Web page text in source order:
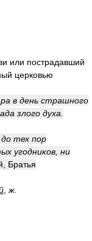
или пострадавший
церковью
в день страшного
злого духа.
тех пор
угодников, ни
Братья
ж.